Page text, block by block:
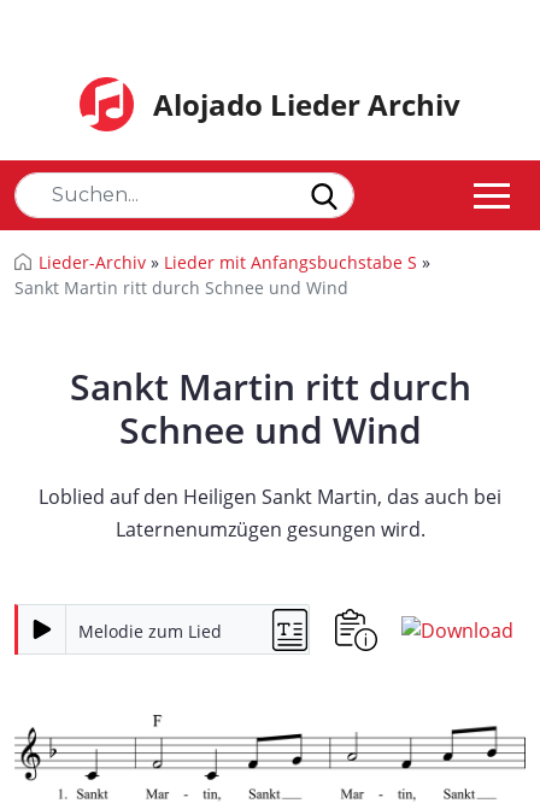
Alojado Lieder Archiv
Lieder-Archiv » Lieder mit Anfangsbuchstabe S »
Sankt Martin ritt durch Schnee und Wind
Sankt Martin ritt durch
Schnee und Wind
Loblied auf den Heiligen Sankt Martin, das auch bei
Laternenumzügen gesungen wird.
Melodie zum Lied